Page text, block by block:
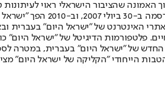
שהציבור הישראלי ראוי לעיתונות
תשלום. המהדורה
פלטפורמות הדיגיטל של "ישראל היום"
החדש של "ישראל היום" בעברית,
הייחודי "הקליקה של ישראל היום"